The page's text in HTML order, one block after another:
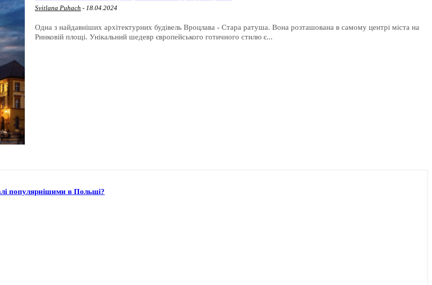
Svitlana Puhach - 18.04.2024
Одна з найдавніших архітектурних будівель Вроцлава - Стара ратуша. Вона розташована в самому центрі міста на
Ринковій площі. Унікальний шедевр європейського готичного стилю є...
популярнішими в Польщі?